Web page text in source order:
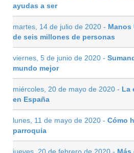
ayudas a ser
martes, 14 de julio de 2020 - Manos
de seis millones de personas
viernes, 5 de junio de 2020 -
mundo mejor
miércoles, 20 de mayo de 2020 - La
en España
lunes, 11 de mayo de 2020 - Cómo
parroquia
jueves, 20 de febrero de 2020 - Más